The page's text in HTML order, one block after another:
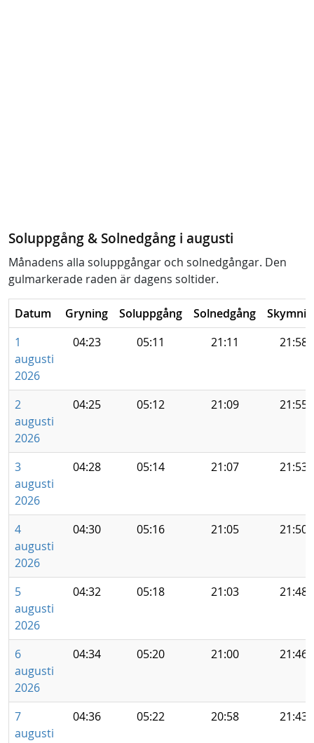
Soluppgång & Solnedgång i augusti
Månadens alla soluppgångar och solnedgångar. Den
gulmarkerade raden är dagens soltider.
Datum Gryning Soluppgång Solnedgång
1
augusti
2026
04:23 05:11 21:11 21:58
2
augusti
2026
04:25 05:12 21:09 21:55
3
augusti
2026
04:28 05:14 21:07 21:53
4
augusti
2026
04:30 05:16 21:05 21:50
5
augusti
2026
04:32 05:18 21:03 21:48
6
augusti
2026
04:34 05:20 21:00 21:46
7
augusti
04:36 05:22 20:58 21:43